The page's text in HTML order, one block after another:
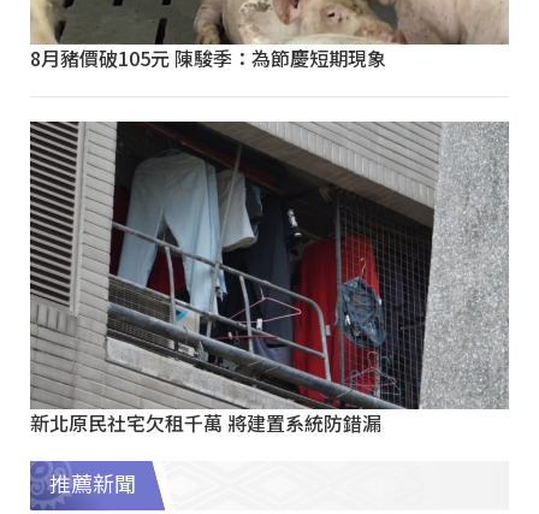
8月豬價破105元 陳駿季：為節慶短期現象
新北原民社宅欠租千萬 將建置系統防錯漏
推薦新聞